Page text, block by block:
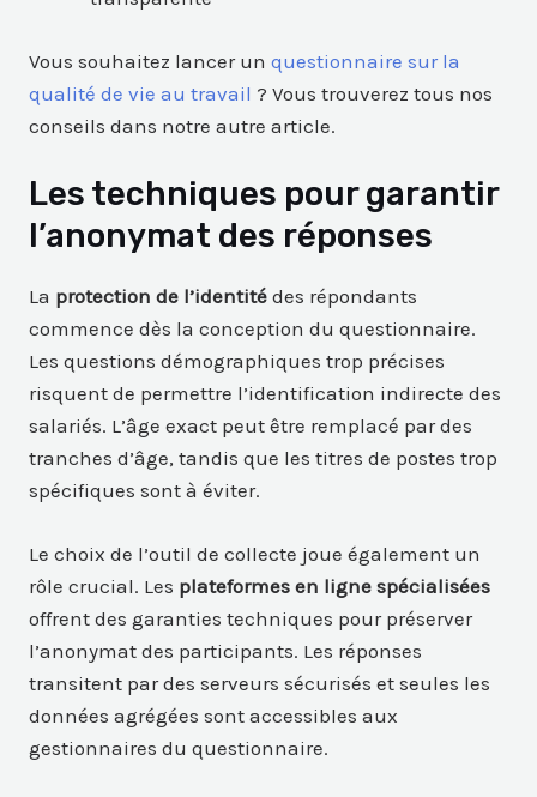
Vous souhaitez lancer unquestionnaire sur la
qualité de vie au travail ? Vous trouverez tous nos
conseils dans notre autre article.
Les techniques pour garantir
l’anonymat des réponses
La protection de l’identité des répondants
commence dès la conception du questionnaire.
Les questions démographiques trop précises
risquent de permettre l’identification indirecte des
salariés. L’âge exact peut être remplacé par des
tranches d’âge, tandis que les titres de postes trop
spécifiques sont à éviter.
Le choix de l’outil de collecte joue également un
rôle crucial. Les plateformes en ligne spécialisées
offrent des garanties techniques pour préserver
l’anonymat des participants. Les réponses
transitent par des serveurs sécurisés et seules les
données agrégées sont accessibles aux
gestionnaires du questionnaire.